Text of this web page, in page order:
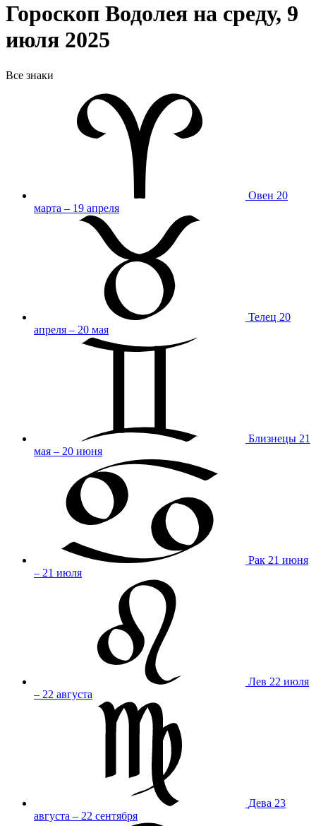
Гороскоп Водолея на среду, 9
июля 2025
Все знаки
Овен 20
марта – 19 апреля
Телец 20
апреля – 20 мая
Близнецы 21
мая – 20 июня
Рак 21 июня
– 21 июля
Лев 22 июля
– 22 августа
Дева 23
августа – 22 сентября